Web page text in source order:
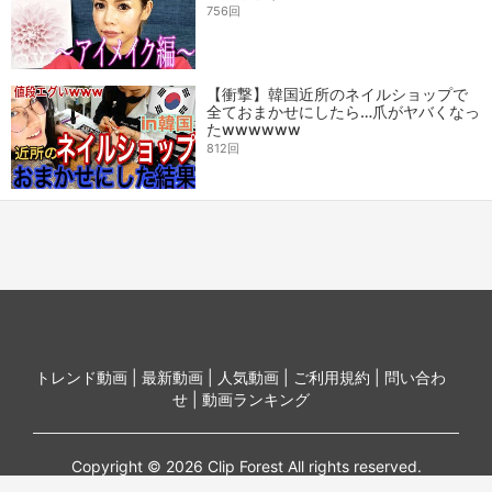
756回
【衝撃】韓国近所のネイルショップで
全ておまかせにしたら…爪がヤバくなっ
たwwwwww
812回
トレンド動画 | 最新動画 | 人気動画 | ご利用規約 | 問い合わ
せ | 動画ランキング
Copyright © 2026 Clip Forest All rights reserved.